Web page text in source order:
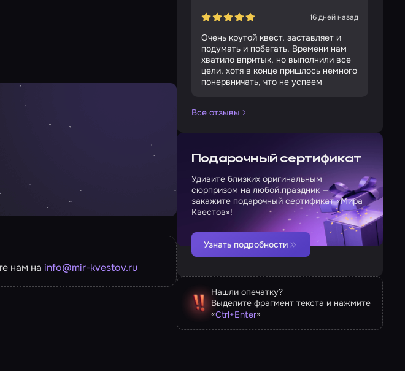
нам на info@mir-kvestov.ru
16 дней назад
Очень крутой квест, заставляет и
подумать и побегать. Времени нам
хватило впритык, но выполнили все
цели, хотя в конце пришлось немного
понервничать, что не успеем
Все отзывы
Подарочный сертификат
Удивите близких оригинальным
сюрпризом на любой праздник —
закажите подарочный сертификат «Мира
Квестов»!
Узнать подробности
Нашли опечатку?
Выделите фрагмент текста и нажмите
«Ctrl+Enter»